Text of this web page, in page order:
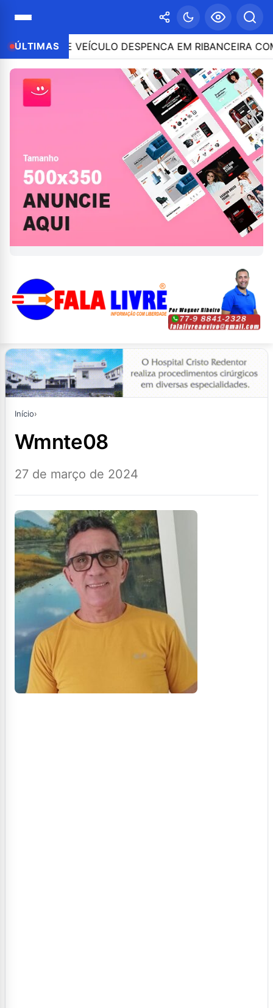
ÚLTIMAS
E VEÍCULO DESPENCA EM RIBANCEIRA COM
Início›
wmnte08
27 de março de 2024